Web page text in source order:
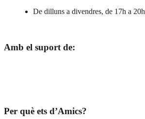
De dilluns a divendres, de 17h a 20h
Amb el suport de:
Per què ets d’Amics?